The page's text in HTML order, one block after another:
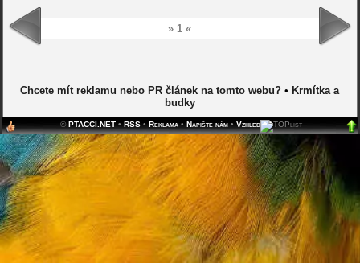
» 1 «
Chcete mít reklamu nebo PR článek na tomto webu? • Krmítka a
budky
©PTACCI.NET• RSS• Reklama• Napište nám• Vzhled